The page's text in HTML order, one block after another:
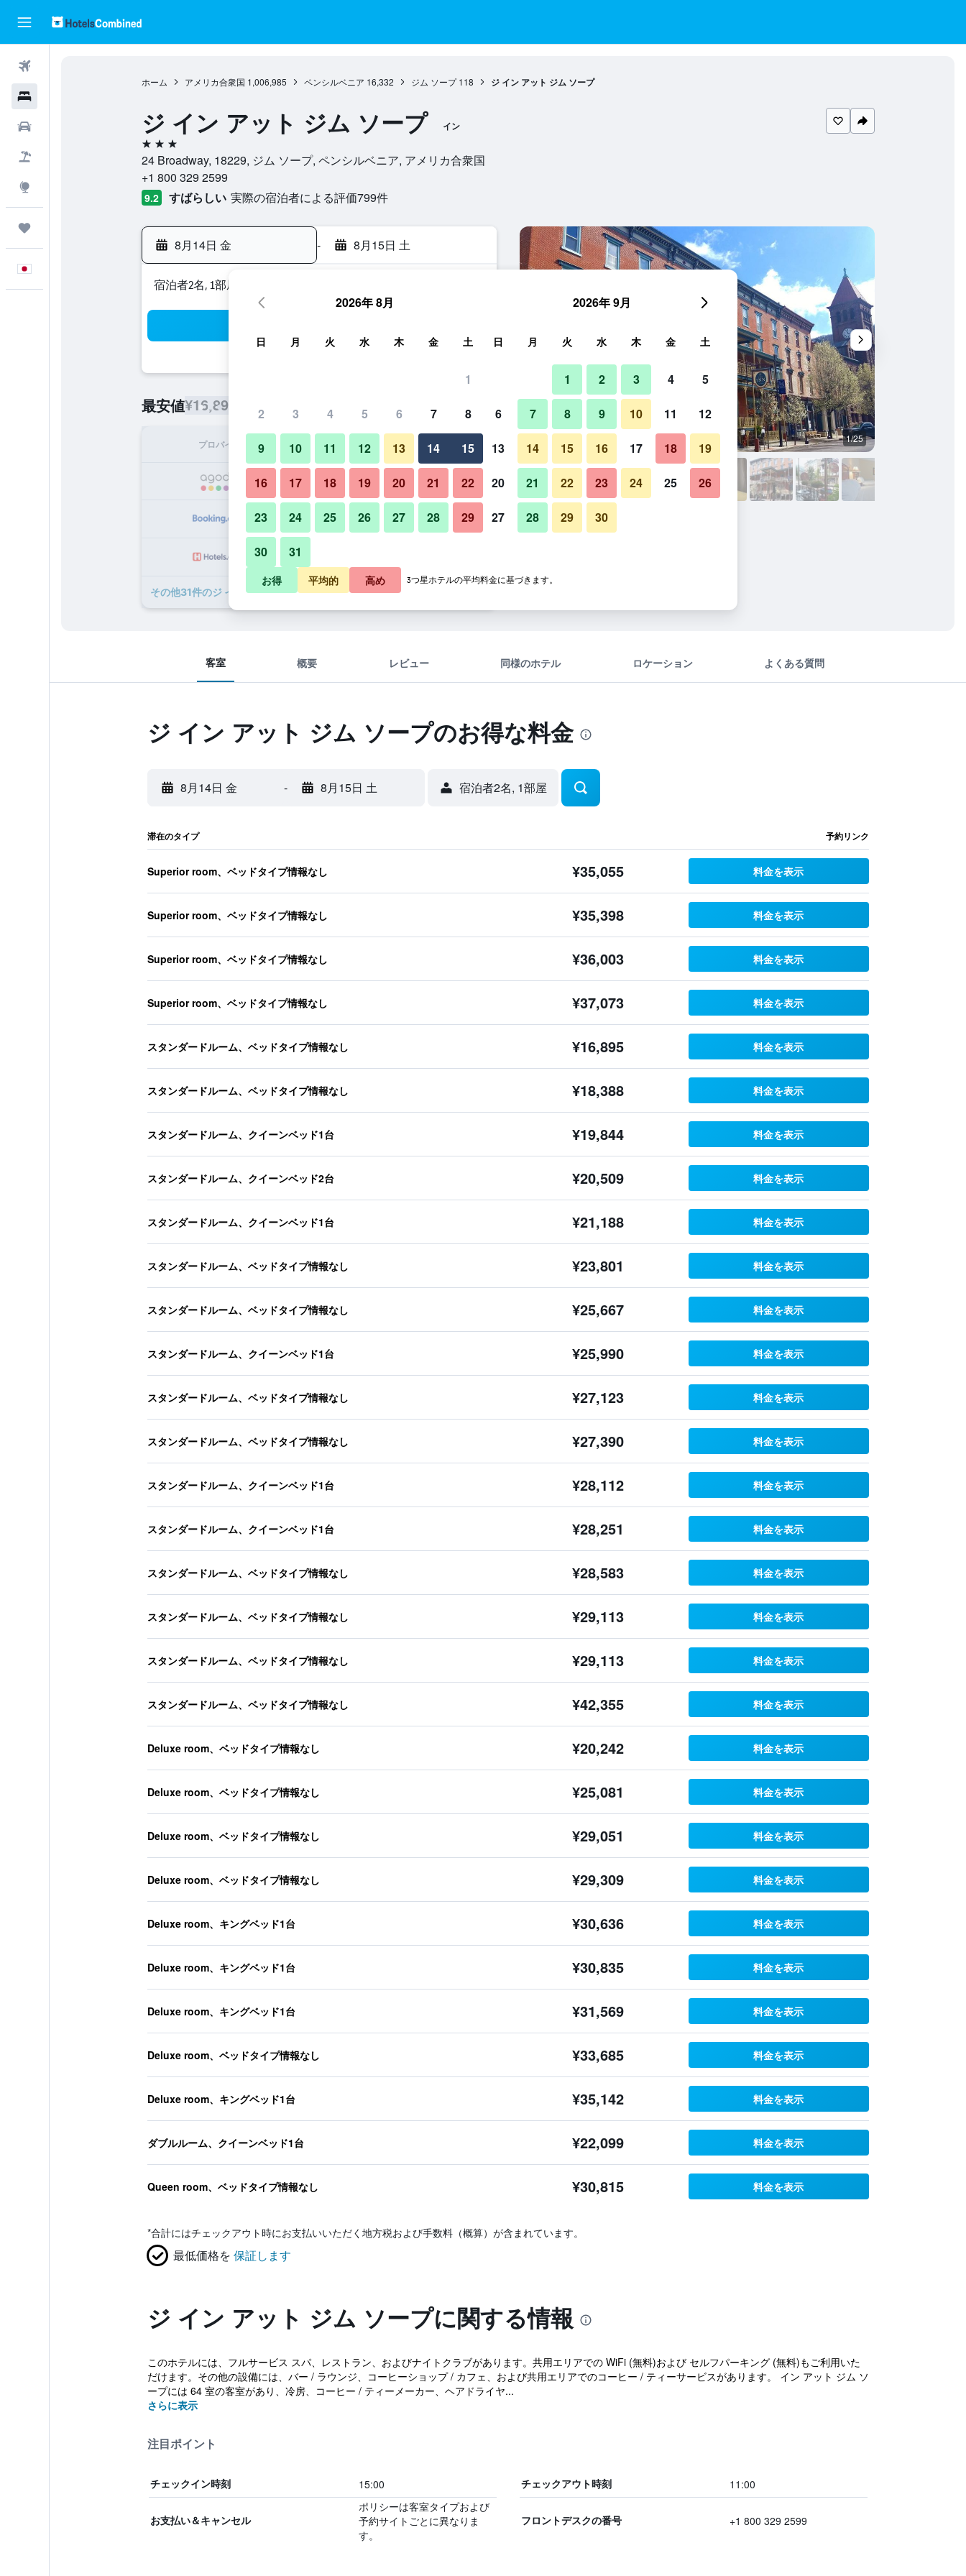
ホーム アメリカ合衆国 1,006,985 ペンシルベニア 16,332 ジム ソープ 118 ジ イン アット ジム ソープ
ジ イン アット ジム ソープ イン
3つ星
24 Broadway, 18229, ジム ソープ, ペンシルベニア, アメリカ合衆国
+1 800 329 2599
9.2 すばらしい 実際の宿泊者による評価799​件
8月14日 金 - 8月15日 土
宿泊者2名, 1​部屋
最安値¥16,895
プロバイダ 1泊あたり合計
¥16,895 プランを見る
¥18,388 プランを見る
​その他31​件のジ イン アット ジム ソープのオファー
建物 1/25
ジ イン アット ジム ソープの写真
客室 概要 レビュー 同様のホテル ロケーション よくある質問
ジ イン アット ジム ソープのお得な料金
8月14日 金 - 8月15日 土 宿泊者2名, 1​部屋
滞在のタイプ 予約リンク
Superior room、ベッドタイプ情報なし ¥35,055 料金を表示
Superior room、ベッドタイプ情報なし ¥35,398 料金を表示
Superior room、ベッドタイプ情報なし ¥36,003 料金を表示
Superior room、ベッドタイプ情報なし ¥37,073 料金を表示
スタンダードルーム、ベッドタイプ情報なし ¥16,895 料金を表示
スタンダードルーム、ベッドタイプ情報なし ¥18,388 料金を表示
スタンダードルーム、クイーンベッド1台 ¥19,844 料金を表示
スタンダードルーム、クイーンベッド2台 ¥20,509 料金を表示
スタンダードルーム、クイーンベッド1台 ¥21,188 料金を表示
スタンダードルーム、ベッドタイプ情報なし ¥23,801 料金を表示
スタンダードルーム、ベッドタイプ情報なし ¥25,667 料金を表示
スタンダードルーム、クイーンベッド1台 ¥25,990 料金を表示
スタンダードルーム、ベッドタイプ情報なし ¥27,123 料金を表示
スタンダードルーム、ベッドタイプ情報なし ¥27,390 料金を表示
スタンダードルーム、クイーンベッド1台 ¥28,112 料金を表示
スタンダードルーム、クイーンベッド1台 ¥28,251 料金を表示
スタンダードルーム、ベッドタイプ情報なし ¥28,583 料金を表示
スタンダードルーム、ベッドタイプ情報なし ¥29,113 料金を表示
スタンダードルーム、ベッドタイプ情報なし ¥29,113 料金を表示
スタンダードルーム、ベッドタイプ情報なし ¥42,355 料金を表示
Deluxe room、ベッドタイプ情報なし ¥20,242 料金を表示
Deluxe room、ベッドタイプ情報なし ¥25,081 料金を表示
Deluxe room、ベッドタイプ情報なし ¥29,051 料金を表示
Deluxe room、ベッドタイプ情報なし ¥29,309 料金を表示
Deluxe room、キングベッド1台 ¥30,636 料金を表示
Deluxe room、キングベッド1台 ¥30,835 料金を表示
Deluxe room、キングベッド1台 ¥31,569 料金を表示
Deluxe room、ベッドタイプ情報なし ¥33,685 料金を表示
Deluxe room、キングベッド1台 ¥35,142 料金を表示
ダブルルーム、クイーンベッド1台 ¥22,099 料金を表示
Queen room、ベッドタイプ情報なし ¥30,815 料金を表示
*合計にはチェックアウト時にお支払いいただく地方税および手数料（概算）が含まれています。
最低価格を 保証します
ジ イン アット ジム ソープに関する情報
このホテルには、フルサービス スパ、レストラン、およびナイトクラブがあります。共用エリアでの WiFi (無料)および セルフパーキング (無料)もご利用いた
だけます。その他の設備には、バー / ラウンジ、コーヒーショップ / カフェ、および共用エリアでのコーヒー / ティーサービスがあります。 イン アット ジム ソ
ープには 64 室の客室があり、冷房、コーヒー / ティーメーカー、ヘアドライヤ...
さらに表示
注目ポイント
チェックイン時刻 15:00 チェックアウト時刻 11:00
お支払い＆キャンセル
ポリシーは客室タイプおよび
予約サイトごとに異なりま
す。
フロントデスクの番号 +1 800 329 2599
2026年 8月
日 月 火 水 木 金 土
1
2 3 4 5 6 7 8
9 10 11 12 13 14 15
16 17 18 19 20 21 22
23 24 25 26 27 28 29
30 31
2026年 9月
日 月 火 水 木 金 土
1 2 3 4 5
6 7 8 9 10 11 12
13 14 15 16 17 18 19
20 21 22 23 24 25 26
27 28 29 30
お得 平均的 高め 3つ星ホテルの平均料金に基づきます。